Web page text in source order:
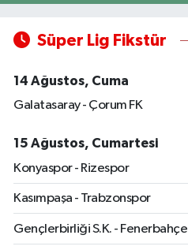
Süper Lig Fikstür
14 Ağustos, Cuma
Galatasaray - Çorum FK
15 Ağustos, Cumartesi
Konyaspor - Rizespor
Kasımpaşa - Trabzonspor
Gençlerbirliği S.K. - Fenerbahçe